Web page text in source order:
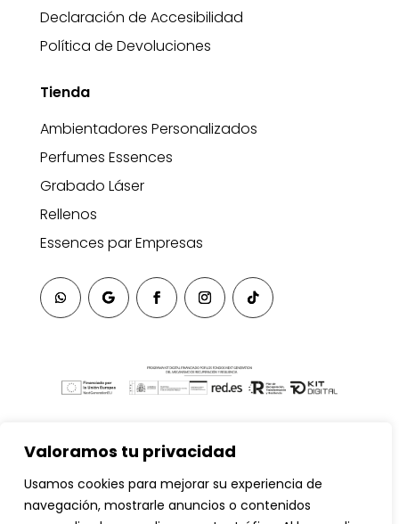
Valoramos tu privacidad
Usamos cookies para mejorar su experiencia de
navegación, mostrarle anuncios o contenidos
Declaración de Accesibilidad
Política de Devoluciones
Tienda
Ambientadores Personalizados
Perfumes Essences
Grabado Láser
Rellenos
Essences par Empresas